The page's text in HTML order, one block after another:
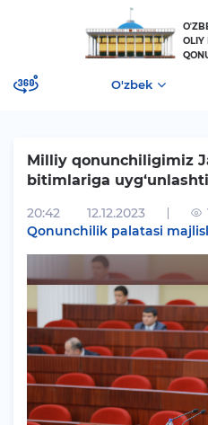
OLIY
O'zbek
Milliy qonunchiligimiz
bitimlariga
20:42 12.12.2023
Qonunchilik palatasi